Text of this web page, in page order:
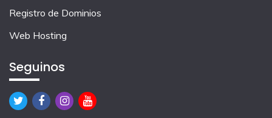
Registro de Dominios
Web Hosting
Seguinos